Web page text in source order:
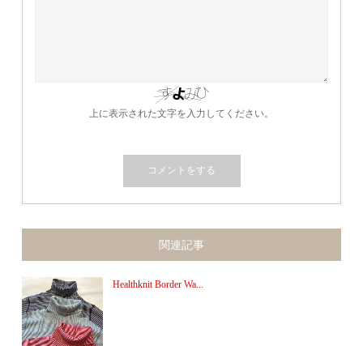
上に表示された文字を入力してください。
関連記事
Healthknit Border Wa...